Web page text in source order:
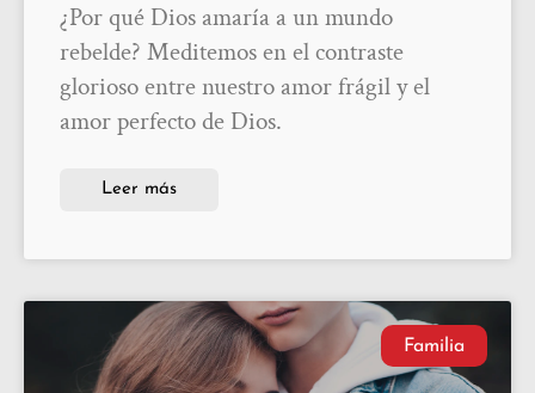
¿Por qué Dios amaría a un mundo
rebelde? Meditemos en el contraste
glorioso entre nuestro amor frágil y el
amor perfecto de Dios.
Leer más
Familia